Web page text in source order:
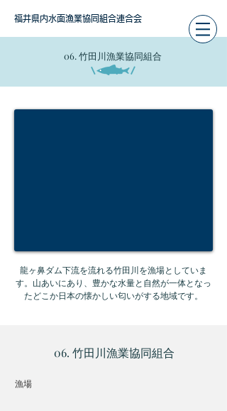
福井県内水面漁業協同組合連合会
06. 竹田川漁業協同組合
龍ヶ鼻ダム下流を流れる竹田川を漁場としていま
す。山あいにあり、豊かな水量と自然が一体となっ
たどこか日本の懐かしい匂いがする地域です。
06. 竹田川漁業協同組合
​漁場